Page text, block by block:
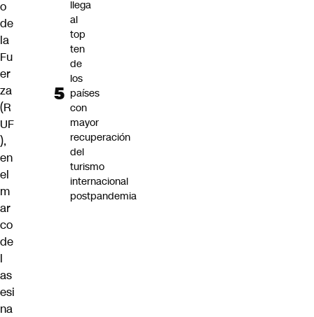
o
de
la
Fu
er
za
(R
UF
),
en
el
m
ar
co
de
l
as
esi
na
llega
al
top
ten
de
los
países
con
mayor
recuperación
del
turismo
internacional
postpandemia